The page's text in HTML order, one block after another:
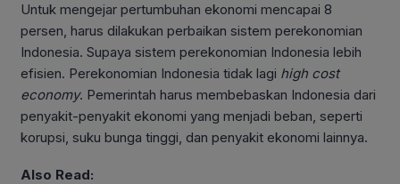
Untuk mengejar pertumbuhan ekonomi mencapai 8
persen, harus dilakukan perbaikan sistem perekonomian
Indonesia. Supaya sistem perekonomian Indonesia lebih
efisien. Perekonomian Indonesia tidak lagi high cost
economy. Pemerintah harus membebaskan Indonesia dari
penyakit-penyakit ekonomi yang menjadi beban, seperti
korupsi, suku bunga tinggi, dan penyakit ekonomi lainnya.
Also Read: